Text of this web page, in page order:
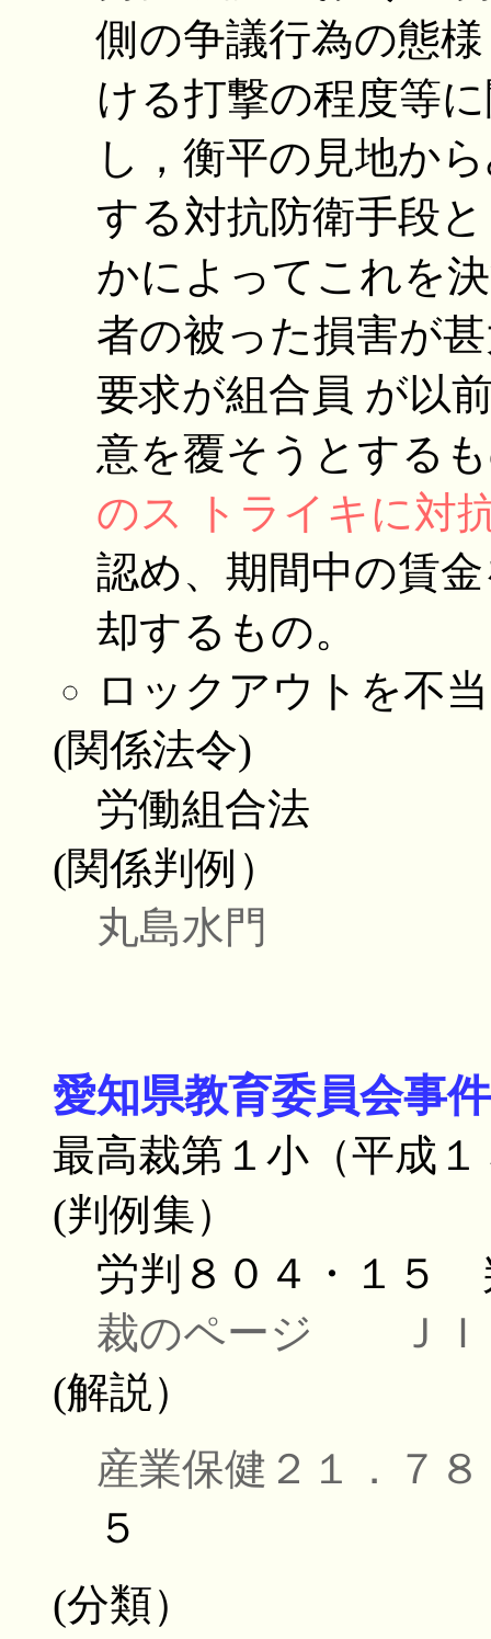
側の争議行為の態
ける打撃の程度等
し，衡平の見地か
する対抗防衛手段
かによってこれを
者の被った損害が
要求が組合員 が以
意を覆そうとする
のス トライキに対
認め、期間中の賃
却するもの。
ロックアウトを不
(関係法令)
労働組合法
(関係判例）
丸島水門
愛知県教育委員会事件
最高裁第１小（平成
(判例集）
労判８０４・１
裁のページ
Ｊ
(解説）
産業保健２１．７
５
(分類）